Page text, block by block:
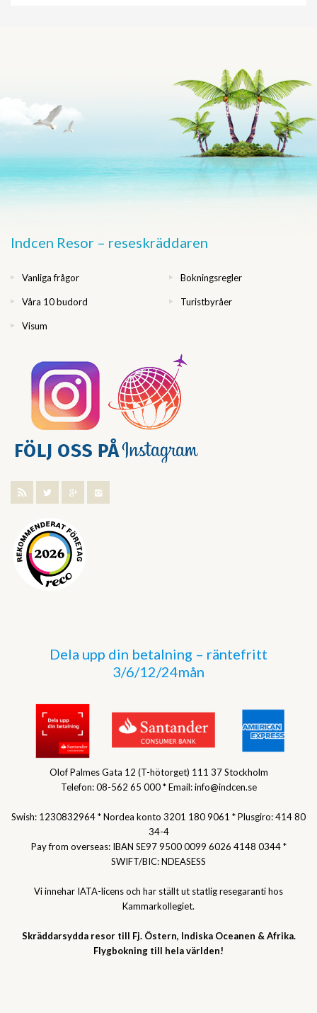
Indcen Resor – reseskräddaren
Vanliga frågor Bokningsregler
Våra 10 budord Turistbyråer
Visum
Dela upp din betalning – räntefritt
3/6/12/24mån
Olof Palmes Gata 12 (T-hötorget) 111 37 Stockholm
Telefon: 08-562 65 000 * Email: info@indcen.se
Swish: 1230832964 * Nordea konto 3201 180 9061 * Plusgiro: 414 80
34-4
Pay from overseas: IBAN SE97 9500 0099 6026 4148 0344 *
SWIFT/BIC: NDEASESS
Vi innehar IATA-licens och har ställt ut statlig resegaranti hos
Kammarkollegiet.
Skräddarsydda resor till Fj. Östern, Indiska Oceanen & Afrika.
Flygbokning till hela världen!